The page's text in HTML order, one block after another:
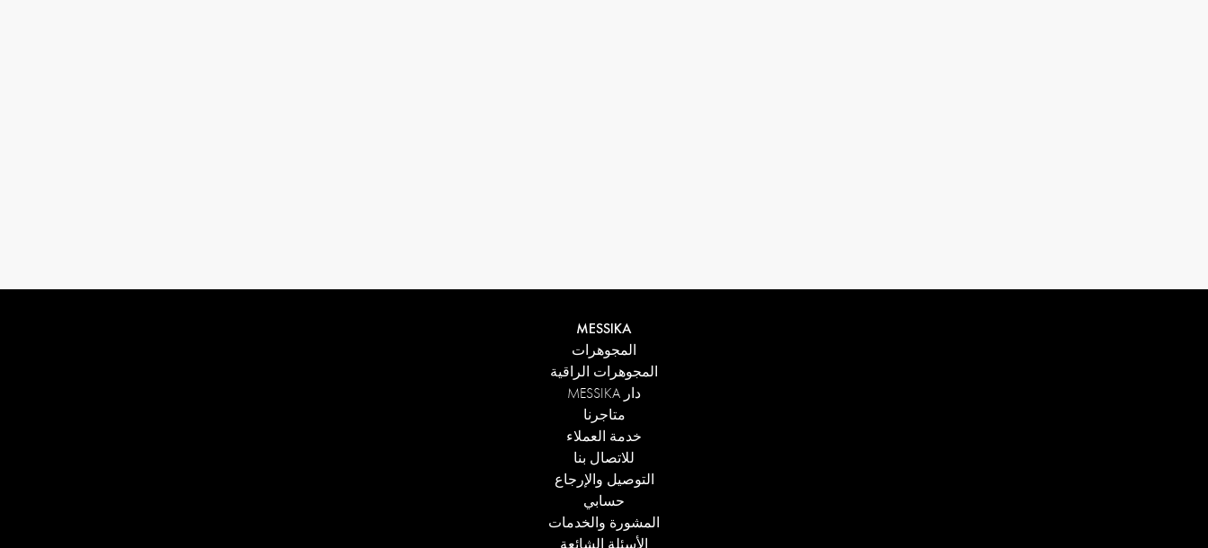
MESSIKA
المجوهرات
المجوهرات الراقية
دار MESSIKA
متاجرنا
خدمة العملاء
للاتصال بنا
التوصيل والإرجاع
حسابي
المشورة والخدمات
الأسئلة الشائعة